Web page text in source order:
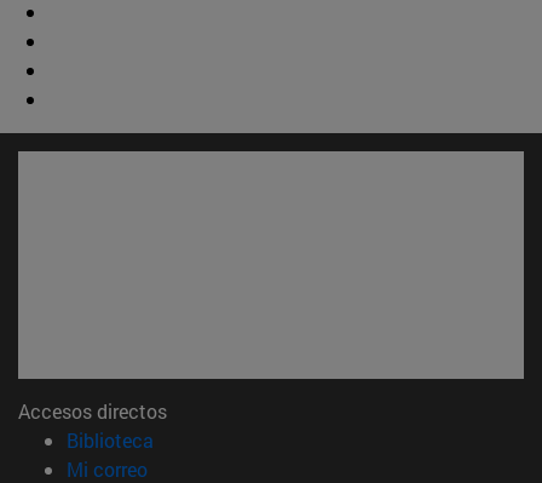
Accesos directos
Biblioteca
Mi correo(abre en nueva ventana)